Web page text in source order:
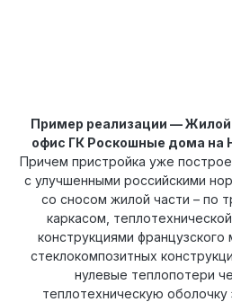
Пример реализации — Жилой
офис ГК Роскошные дома на
Причем пристройка уже
с улучшенными российскими
со сносом жилой части – по
каркасом,
конструкциями
стеклокомпозитных
нулевые теплопотери
теплотехническую оболочку